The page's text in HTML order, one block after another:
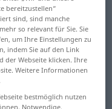
antippen)
bereitzustellen“
sind, sind manche
so relevant für Sie. Sie
um Ihre Einstellungen zu
indem Sie auf den Link
der Webseite klicken. Ihre
Weitere Informationen
bestmöglich nutzen
Notwendige,